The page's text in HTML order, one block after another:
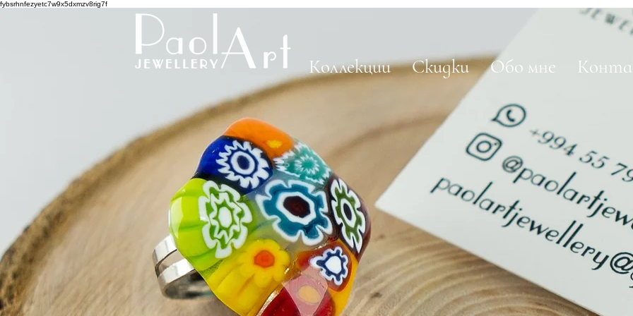
fybsrhnfezyetc7w9x5dxmzv8rig7f
Коллекции Скидки Обо мне